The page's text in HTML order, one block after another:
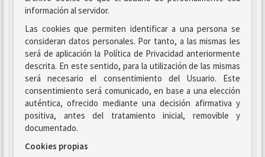
información al servidor.
Las cookies que permiten identificar a una persona se
consideran datos personales. Por tanto, a las mismas les
será de aplicación la Política de Privacidad anteriormente
descrita. En este sentido, para la utilización de las mismas
será necesario el consentimiento del Usuario. Este
consentimiento será comunicado, en base a una elección
auténtica, ofrecido mediante una decisión afirmativa y
positiva, antes del tratamiento inicial, removible y
documentado.
Cookies propias